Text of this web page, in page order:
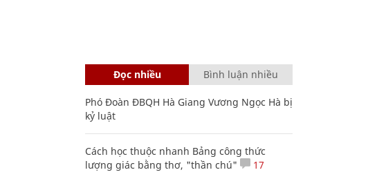
Đọc nhiều Bình luận nhiều
Phó Đoàn ĐBQH Hà Giang Vương Ngọc Hà bị
kỷ luật
Cách học thuộc nhanh Bảng công thức
lượng giác bằng thơ, "thần chú"
17